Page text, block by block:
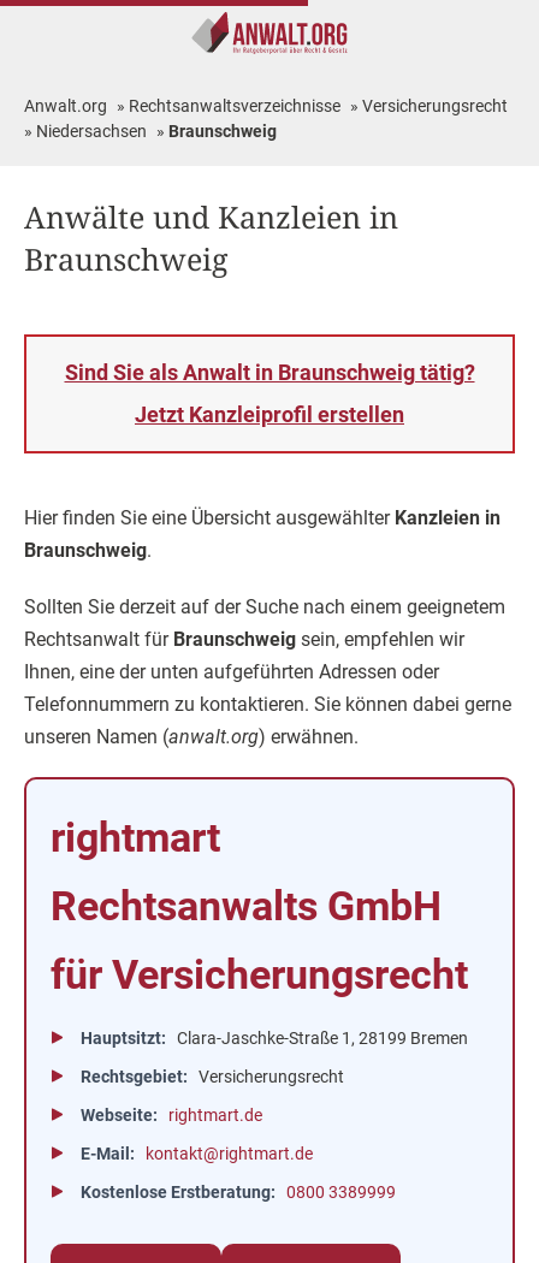
Anwälte und Kanzleien in
Braunschweig
Anwalt.org » Rechtsanwaltsverzeichnisse » Versicherungsrecht
» Niedersachsen » Braunschweig
Sind Sie als Anwalt in Braunschweig tätig?
Jetzt Kanzleiprofil erstellen
Hier finden Sie eine Übersicht ausgewählter Kanzleien in
Braunschweig.
Sollten Sie derzeit auf der Suche nach einem geeignetem
Rechtsanwalt für Braunschweig sein, empfehlen wir
Ihnen, eine der unten aufgeführten Adressen oder
Telefonnummern zu kontaktieren. Sie können dabei gerne
unseren Namen (anwalt.org) erwähnen.
rightmart
Rechtsanwalts GmbH
für Versicherungsrecht
Hauptsitzt
Clara-Jaschke-Straße 1, 28199 Bremen
Rechtsgebiet
Versicherungsrecht
Webseite
rightmart.de
E-Mail
kontakt@rightmart.de
Kostenlose Erstberatung
0800 3389999